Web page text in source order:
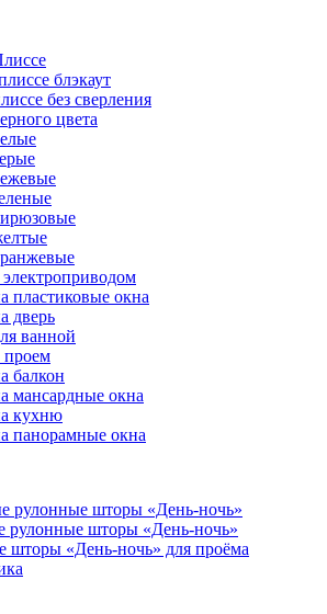
блэкаут
без сверления
цвета
пластиковые окна
дверь
ванной
проем
балкон
мансардные окна
кухню
панорамные окна
рулонные шторы «День-ночь»
рулонные шторы «День-ночь»
шторы «День-ночь» для проёма